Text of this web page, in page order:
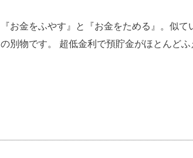
『お金をふやす』と『お金をためる』。似て
の別物です。 超低金利で預貯金がほとんどふ